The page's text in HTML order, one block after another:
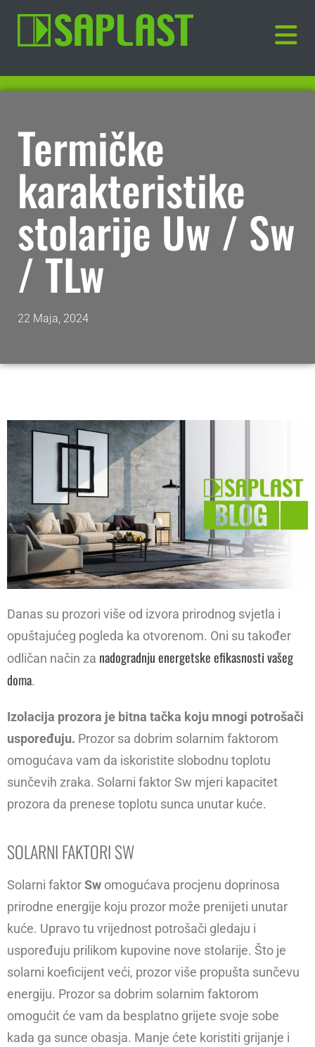
Termičke
karakteristike
stolarije Uw / Sw
/ TLw
22 Maja, 2024
Danas su prozori više od izvora prirodnog svjetla i
opuštajućeg pogleda ka otvorenom. Oni su također
odličan način za nadogradnju energetske efikasnosti vašeg
doma.
Izolacija prozora je bitna tačka koju mnogi potrošači
uspoređuju. Prozor sa dobrim solarnim faktorom
omogućava vam da iskoristite slobodnu toplotu
sunčevih zraka. Solarni faktor Sw mjeri kapacitet
prozora da prenese toplotu sunca unutar kuće.
SOLARNI FAKTORI SW
Solarni faktorSw omogućava procjenu doprinosa
prirodne energije koju prozor može prenijeti unutar
kuće. Upravo tu vrijednost potrošači gledaju i
uspoređuju prilikom kupovine nove stolarije. Što je
solarni koeficijent veći, prozor više propušta sunčevu
energiju. Prozor sa dobrim solarnim faktorom
omogućit će vam da besplatno grijete svoje sobe
kada ga sunce obasja. Manje ćete koristiti grijanje i